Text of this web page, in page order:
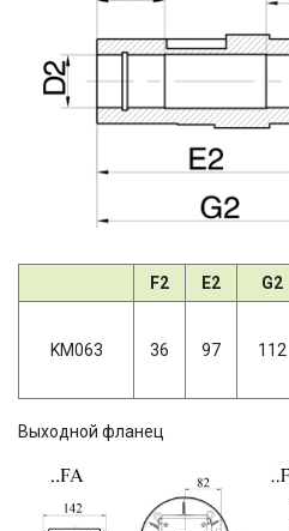
F2 E2 G2
KM063 36 97 112
Выходной фланец